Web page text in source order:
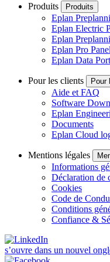
Produits Produits
Eplan
Eplan Electric
Eplan
Eplan Pro Panel
Eplan Data
Pour les clients Pour
Aide et FAQ
Software
Eplan
Documents
Eplan Cloud
Mentions légales
Informations
Déclaration de
Cookies
Code de
Conditions
Confiance &
s’ouvre dans un nouvel